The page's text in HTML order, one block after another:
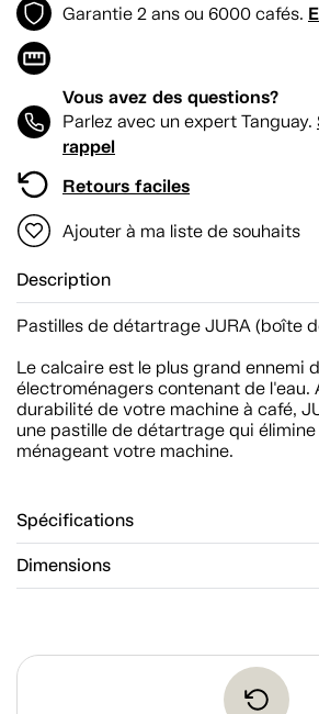
Garantie 2 ans ou 6000 cafés.
Vous avez des questions?
Parlez avec un expert Tanguay.
rappel
Retours faciles
Ajouter à ma liste de souhaits
Description
Pastilles de détartrage JURA (boîte
Le calcaire est le plus grand ennemi
électroménagers contenant de l'eau.
durabilité de votre machine à café,
une pastille de détartrage qui
ménageant votre machine.
Spécifications
Dimensions